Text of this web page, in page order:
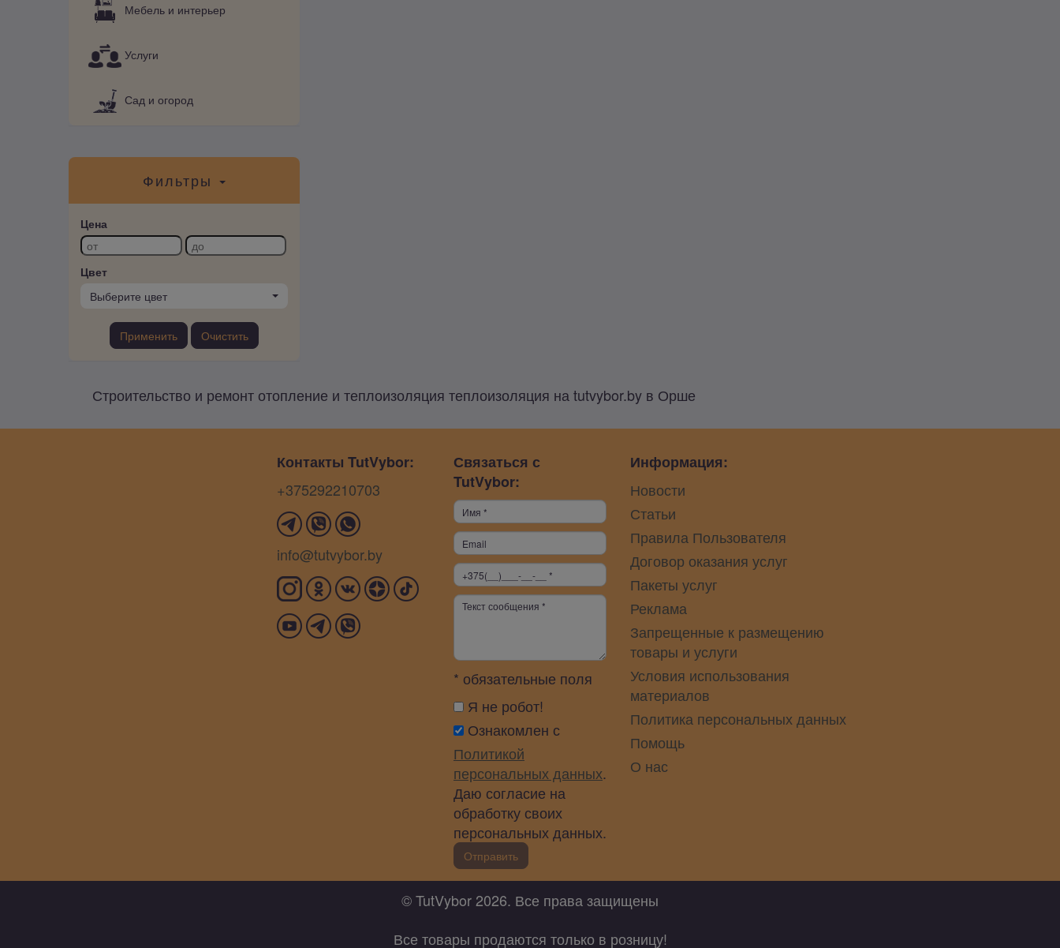
Мебель и интерьер
Услуги
Сад и огород
Фильтры
Цена
Цвет
Выберите цвет
Применить Очистить
Строительство и ремонт отопление и теплоизоляция теплоизоляция на tutvybor.by в Орше
Контакты TutVybor:
+375292210703
info@tutvybor.by
Связаться с
TutVybor:
* обязательные поля
Я не робот!
Ознакомлен с
Политикой
персональных данных.
Даю согласие на
обработку своих
персональных данных.
Отправить
Информация:
Новости
Статьи
Правила Пользователя
Договор оказания услуг
Пакеты услуг
Реклама
Запрещенные к размещению
товары и услуги
Условия использования
материалов
Политика персональных данных
Помощь
О нас
© TutVybor 2026. Все права защищены
Все товары продаются только в розницу!